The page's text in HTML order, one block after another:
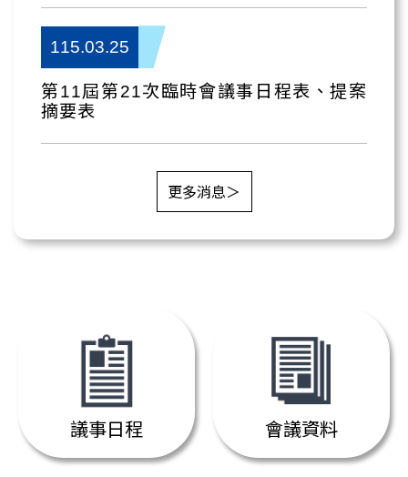
115.03.25
第11屆第21次臨時會議事日程表、提案
摘要表
更多消息＞
議事日程 會議資料